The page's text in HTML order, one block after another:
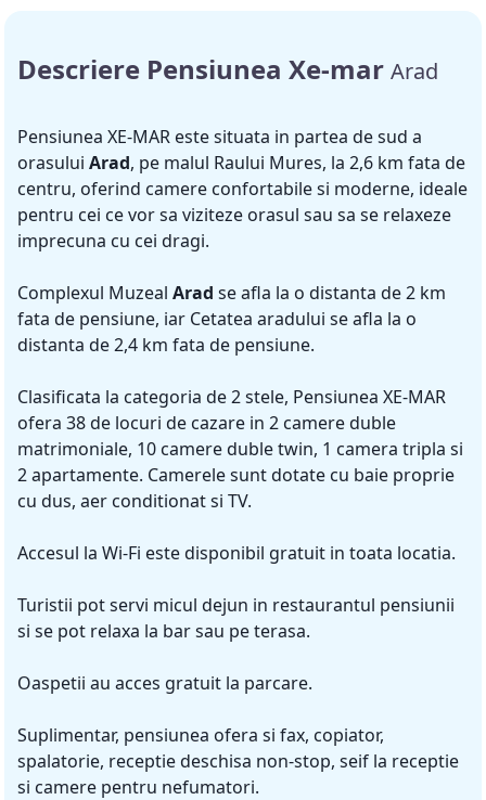
Descriere Pensiunea Xe-mar Arad
Pensiunea XE-MAR este situata in partea de sud a
orasului Arad, pe malul Raului Mures, la 2,6 km fata de
centru, oferind camere confortabile si moderne, ideale
pentru cei ce vor sa viziteze orasul sau sa se relaxeze
imprecuna cu cei dragi.
Complexul Muzeal Arad se afla la o distanta de 2 km
fata de pensiune, iar Cetatea aradului se afla la o
distanta de 2,4 km fata de pensiune.
Clasificata la categoria de 2 stele, Pensiunea XE-MAR
ofera 38 de locuri de cazare in 2 camere duble
matrimoniale, 10 camere duble twin, 1 camera tripla si
2 apartamente. Camerele sunt dotate cu baie proprie
cu dus, aer conditionat si TV.
Accesul la Wi-Fi este disponibil gratuit in toata locatia.
Turistii pot servi micul dejun in restaurantul pensiunii
si se pot relaxa la bar sau pe terasa.
Oaspetii au acces gratuit la parcare.
Suplimentar, pensiunea ofera si fax, copiator,
spalatorie, receptie deschisa non-stop, seif la receptie
si camere pentru nefumatori.